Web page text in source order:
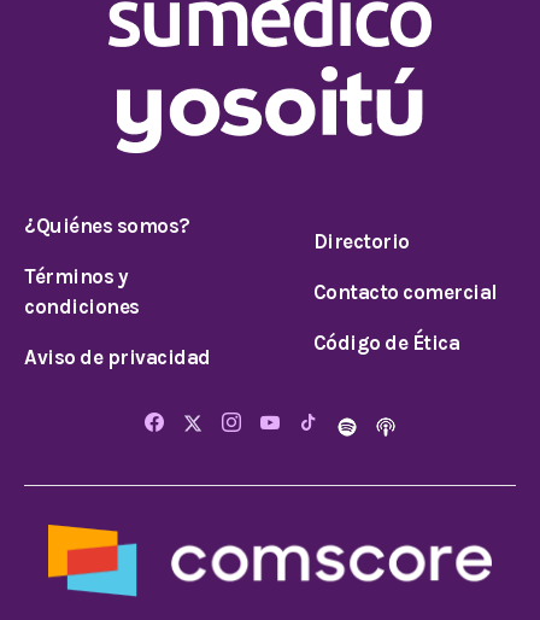
¿Quiénes somos?
Términos y
condiciones
Aviso de privacidad
Directorio
Contacto comercial
Código de Ética